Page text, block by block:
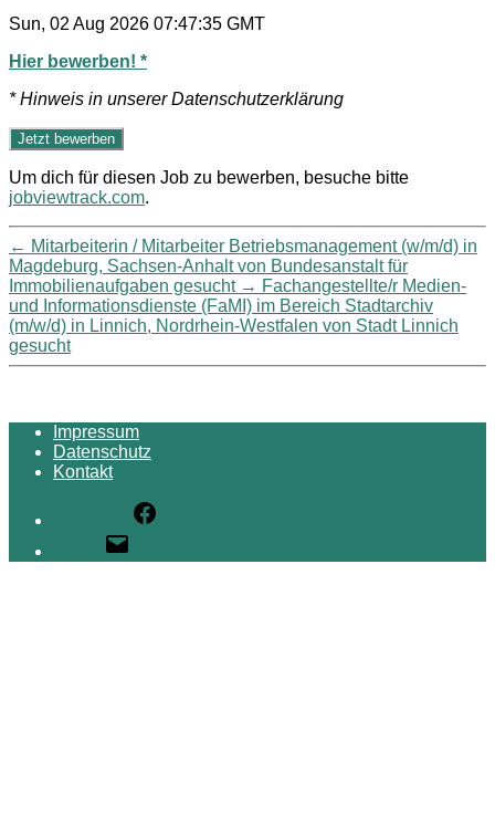
Sun, 02 Aug 2026 07:47:35 GMT
Hier bewerben! *
* Hinweis in unserer Datenschutzerklärung
Um dich für diesen Job zu bewerben, besuche bitte
jobviewtrack.com.
← Mitarbeiterin / Mitarbeiter Betriebsmanagement (w/m/d) in
Magdeburg, Sachsen-Anhalt von Bundesanstalt für
Immobilienaufgaben gesucht → Fachangestellte/r Medien-
und Informationsdienste (FaMI) im Bereich Stadtarchiv
(m/w/d) in Linnich, Nordrhein-Westfalen von Stadt Linnich
gesucht
Impressum
Datenschutz
Kontakt